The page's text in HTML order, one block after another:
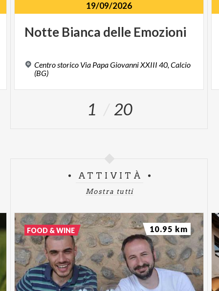
19/09/2026
Notte Bianca delle Emozioni
Centro storico Via Papa Giovanni XXIII 40, Calcio
(BG)
1 20
ATTIVITÀ
Mostra tutti
FOOD & WINE 10.95 km